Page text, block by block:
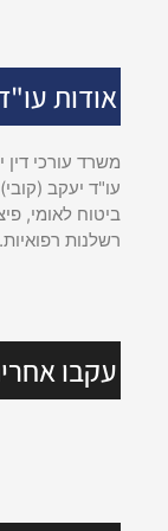
אודות
משרד עורכי דין
עו"ד יעקב
ביטוח לאומי,
רשלנות רפואיות.
עקבו